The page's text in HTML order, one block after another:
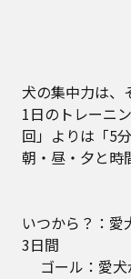
犬の集中力は、
1日のトレーニ
回」よりは「5
朝・昼・夕と時
いつから？：
3日間
ゴール：愛犬